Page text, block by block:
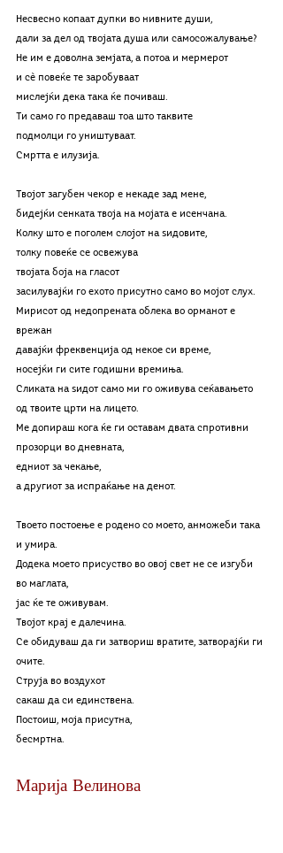
Несвесно копаат дупки во нивните души,
дали за дел од твојата душа или самосожалување?
Не им е доволна земјата, а потоа и мермерот
и сѐ повеќе те заробуваат
мислејќи дека така ќе почиваш.
Ти само го предаваш тоа што таквите
подмолци го уништуваат.
Смртта е илузија.
Твојот загубен чекор е некаде зад мене,
бидејќи сенката твоја на мојата е исенчана.
Колку што е поголем слојот на ѕидовите,
толку повеќе се освежува
твојата боја на гласот
засилувајќи го ехото присутно само во мојот слух.
Мирисот од недопрената облека во орманот е
врежан
давајќи фреквенција од некое си време,
носејќи ги сите годишни времиња.
Сликата на ѕидот само ми го оживува сеќавањето
од твоите црти на лицето.
Ме допираш кога ќе ги оставам двата спротивни
прозорци во дневната,
едниот за чекање,
а другиот за испраќање на денот.
Твоето постоење е родено со моето, анможеби така
и умира.
Додека моето присуство во овој свет не се изгуби
во маглата,
јас ќе те оживувам.
Твојот крај е далечина.
Се обидуваш да ги затвориш вратите, затворајќи ги
очите.
Струја во воздухот
сакаш да си единствена.
Постоиш, моја присутна,
бесмртна.
Марија Велинова